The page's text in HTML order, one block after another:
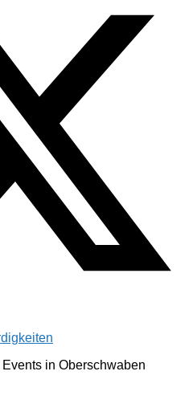
in Oberschwaben